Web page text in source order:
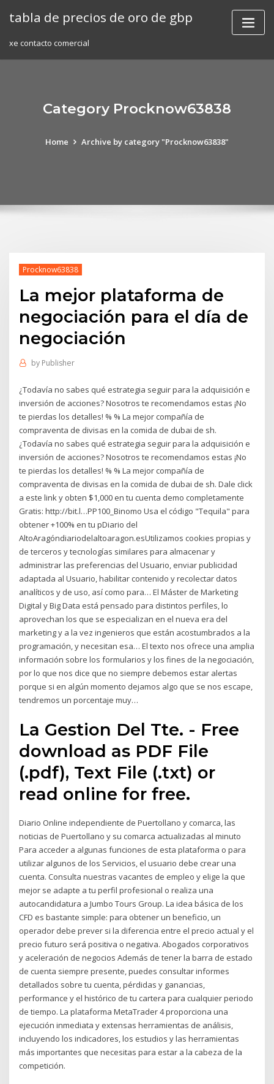
tabla de precios de oro de gbp
xe contacto comercial
Category Procknow63838
Home Archive by category "Procknow63838"
Procknow63838
La mejor plataforma de
negociación para el día de
negociación
by Publisher
¿Todavía no sabes qué estrategia seguir para la adquisición e
inversión de acciones? Nosotros te recomendamos estas ¡No
te pierdas los detalles! % % La mejor compañía de
compraventa de divisas en la comida de dubai de sh.
¿Todavía no sabes qué estrategia seguir para la adquisición e
inversión de acciones? Nosotros te recomendamos estas ¡No
te pierdas los detalles! % % La mejor compañía de
compraventa de divisas en la comida de dubai de sh. Dale click
a este link y obten $1,000 en tu cuenta demo completamente
Gratis: http://bit.l…PP100_Binomo Usa el código "Tequila" para
obtener +100% en tu pDiario del
AltoAragóndiariodelaltoaragon.esUtilizamos cookies propias y
de terceros y tecnologías similares para almacenar y
administrar las preferencias del Usuario, enviar publicidad
adaptada al Usuario, habilitar contenido y recolectar datos
analíticos y de uso, así como para… El Máster de Marketing
Digital y Big Data está pensado para distintos perfiles, lo
aprovechan los que se especializan en el nueva era del
marketing y a la vez ingenieros que están acostumbrados a la
programación, y necesitan esa… El texto nos ofrece una amplia
información sobre los formularios y los fines de la negociación,
por lo que nos dice que no siempre debemos estar alertas
porque si en algún momento dejamos algo que se nos escape,
tendremos un porcentaje muy…
La Gestion Del Tte. - Free
download as PDF File
(.pdf), Text File (.txt) or
read online for free.
Diario Online independiente de Puertollano y comarca, las
noticias de Puertollano y su comarca actualizadas al minuto
Para acceder a algunas funciones de esta plataforma o para
utilizar algunos de los Servicios, el usuario debe crear una
cuenta. Consulta nuestras vacantes de empleo y elige la que
mejor se adapte a tu perfil profesional o realiza una
autocandidatura a Jumbo Tours Group. La idea básica de los
CFD es bastante simple: para obtener un beneficio, un
operador debe prever si la diferencia entre el precio actual y el
precio futuro será positiva o negativa. Abogados corporativos
y aceleración de negocios Además de tener la barra de estado
de cuenta siempre presente, puedes consultar informes
detallados sobre tu cuenta, pérdidas y ganancias,
performance y el histórico de tu cartera para cualquier periodo
de tiempo. La plataforma MetaTrader 4 proporciona una
ejecución inmediata y extensas herramientas de análisis,
incluyendo los indicadores, los estudios y las herramientas
más importantes que necesitas para estar a la cabeza de la
competición.